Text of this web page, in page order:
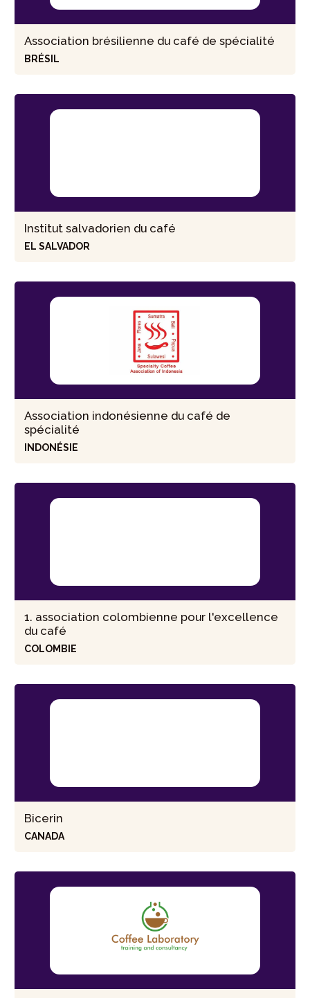
Association brésilienne du café de spécialité
BRÉSIL
Institut salvadorien du café
EL SALVADOR
Association indonésienne du café de
spécialité
INDONÉSIE
1. association colombienne pour l'excellence
du café
COLOMBIE
Bicerin
CANADA